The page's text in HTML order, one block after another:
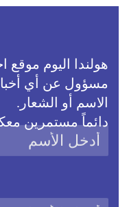
هولندا اليوم موقع
مسؤول عن أي
الاسم أو الشعار.
دائماً مستمرين